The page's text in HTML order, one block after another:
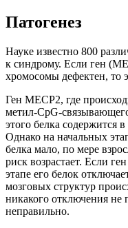
Патогенез
Науке известно 800
к синдрому. Если ген
хромосомы дефектен, то
Ген МЕСР2, где
метил-СpG-
этого белка содержится
Однако на начальных
белка мало, по мере
риск возрастает. Если
этапе его белок
мозговых структур
никакого отключения не
неправильно.